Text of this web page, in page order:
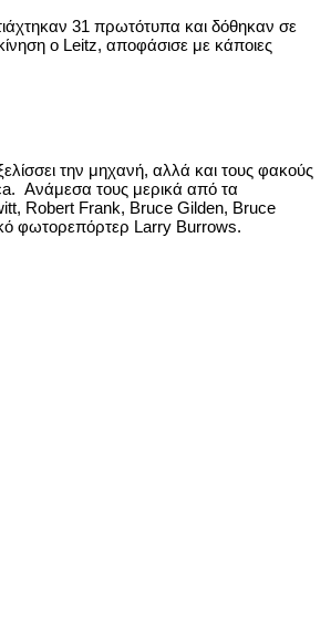
31 πρωτότυπα και δόθηκαν σε
ο Leitz, αποφάσισε με κάποιες
την μηχανή, αλλά και τους φακούς
Ανάμεσα τους μερικά από τα
Robert Frank, Bruce Gilden, Bruce
φωτορεπόρτερ Larry Burrows.